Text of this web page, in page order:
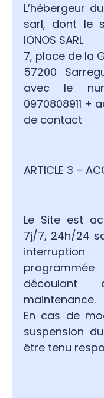
L’hébergeur
sarl, dont le
IONOS SARL
7, place de la
57200
avec le
0970808911 +
de contact
ARTICLE 3 –
Le Site est
7j/7, 24h/24
interruption
découlant
maintenance.
En cas de
suspension
être tenu